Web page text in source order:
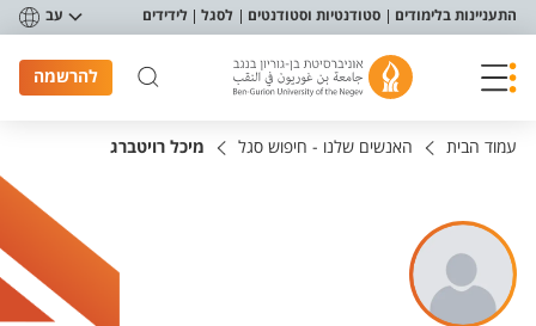
תפריט נגישות
התעניינות בלימודים סטודנטיות וסטודנטים לסגל לידידים עב
להרשמה
עמוד הבית האנשים שלנו - חיפוש סגל מיכל רויטברג